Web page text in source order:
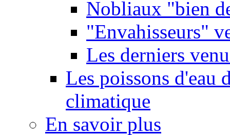
Nobliaux "bien
"Envahisseurs"
Les derniers
Les poissons d'eau
climatique
En savoir plus